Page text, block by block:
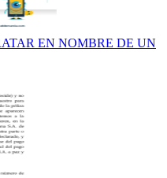
EN NOMBRE DE UN